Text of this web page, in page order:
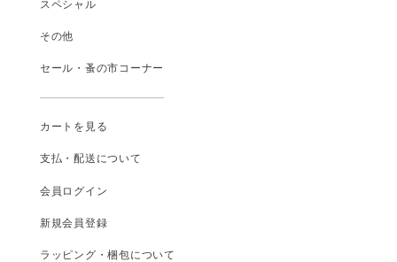
スペシャル
その他
セール・蚤の市コーナー
カートを見る
支払 ・配送について
会員ログイン
新規会員登録
ラッピング・梱包について